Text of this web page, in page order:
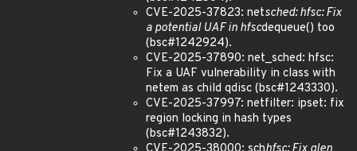
CVE-2025-37823: netsched: hfsc: Fix
a potential UAF in hfscdequeue() too
(bsc#1242924).
CVE-2025-37890: net_sched: hfsc:
Fix a UAF vulnerability in class with
netem as child qdisc (bsc#1243330).
CVE-2025-37997: netfilter: ipset: fix
region locking in hash types
(bsc#1243832).